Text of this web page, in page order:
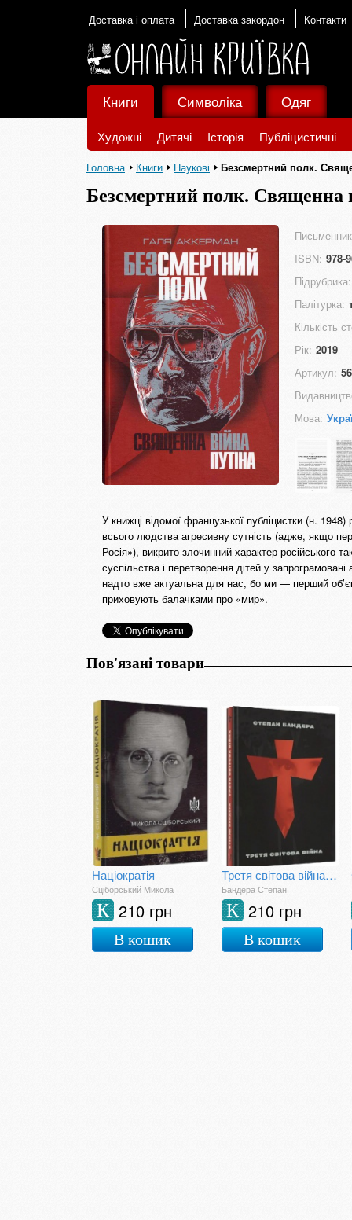
Доставка і оплата Доставка закордон Контакти
Книги
Художні Дитячі Історія Публіцистичні
Символіка Одяг
Головна Книги Наукові Безсмертний полк.
Безсмертний полк. Священна
ISBN: 978-
Підрубрика:
Палітурка:
Кількість
Рік: 2019
Артикул:
Мова:
У книжці відомої французької публіцистки (н.
всього людства агресивну сутність (адже, якщо
Росія»), викрито злочинний характер російського
суспільства і перетворення дітей у
надто вже актуальна для нас, бо ми — перший
приховують балачками про «мир».
Пов'язані товари
Націократія
Сціборський Микола
210 грн
К
В кошик
Третя світова війна і визвольна боротьба
Бандера Степан
210 грн
К
В кошик